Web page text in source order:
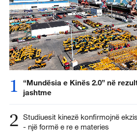
1
“Mundësia e Kinës 2.0” në
jashtme
2 Studiuesit kinezë konfirmojnë
- një formë e re e materies